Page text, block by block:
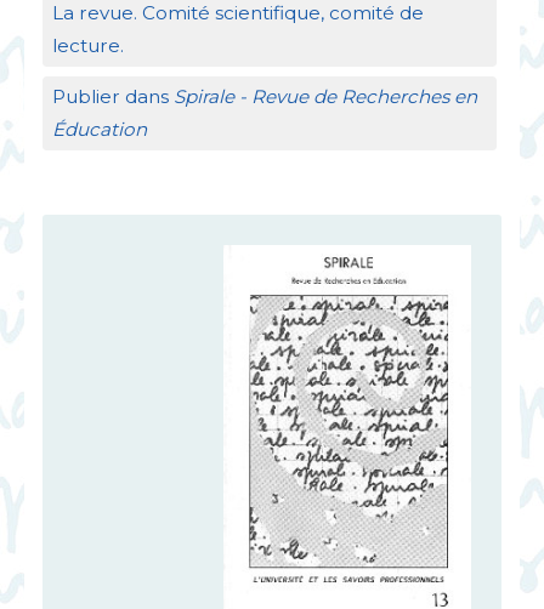
La revue. Comité scientifique, comité de
lecture.
Publier dans Spirale - Revue de Recherches en
Éducation